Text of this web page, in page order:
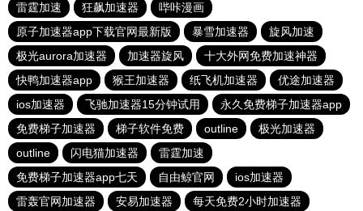
雷霆加速
狂飙加速器
哔咔漫画
原子加速器app下载官网最新版
暴雪加速器
旋风加速
极光aurora加速器
加速器旋风
十大外网免费加速神器
快鸭加速器app
猴王加速器 纸飞机加速器
优途加速器
ios加速器
飞驰加速器15分钟试用
永久免费梯子加速器app
免费梯子加速器
梯子软件免费 outline
极光加速器
outline
闪电猫加速器
雷霆加速
免费梯子加速器app七天
自由鲸官网
ios加速器
雷轰官网加速器
安易加速器 每天免费2小时加速器